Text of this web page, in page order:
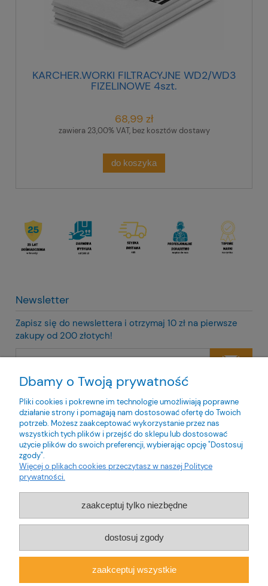
KARCHER.WORKI FILTRACYJNE WD2/WD3
FIZELINOWE 4szt.
68,99 zł
zawiera 23,00% VAT, bez kosztów dostawy
do koszyka
Newsletter
Zapisz się do newslettera i otrzymaj 10 zł na pierwsze
zakupy od 200 złotych!
Twoje dane będą przetwarzane zgodnie z nasząpolityką
prywatności
Pomoc
Moje konto
Dbamy o Twoją prywatność
Pliki cookies i pokrewne im technologie umożliwiają poprawne
działanie strony i pomagają nam dostosować ofertę do Twoich
potrzeb. Możesz zaakceptować wykorzystanie przez nas
wszystkich tych plików i przejść do sklepu lub dostosować
użycie plików do swoich preferencji, wybierając opcję "Dostosuj
zgody".
Więcej o plikach cookies przeczytasz w naszej Polityce
prywatności.
zaakceptuj tylko niezbędne
dostosuj zgody
zaakceptuj wszystkie